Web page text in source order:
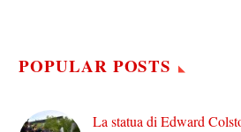
POPULAR POSTS
La statua di Edward